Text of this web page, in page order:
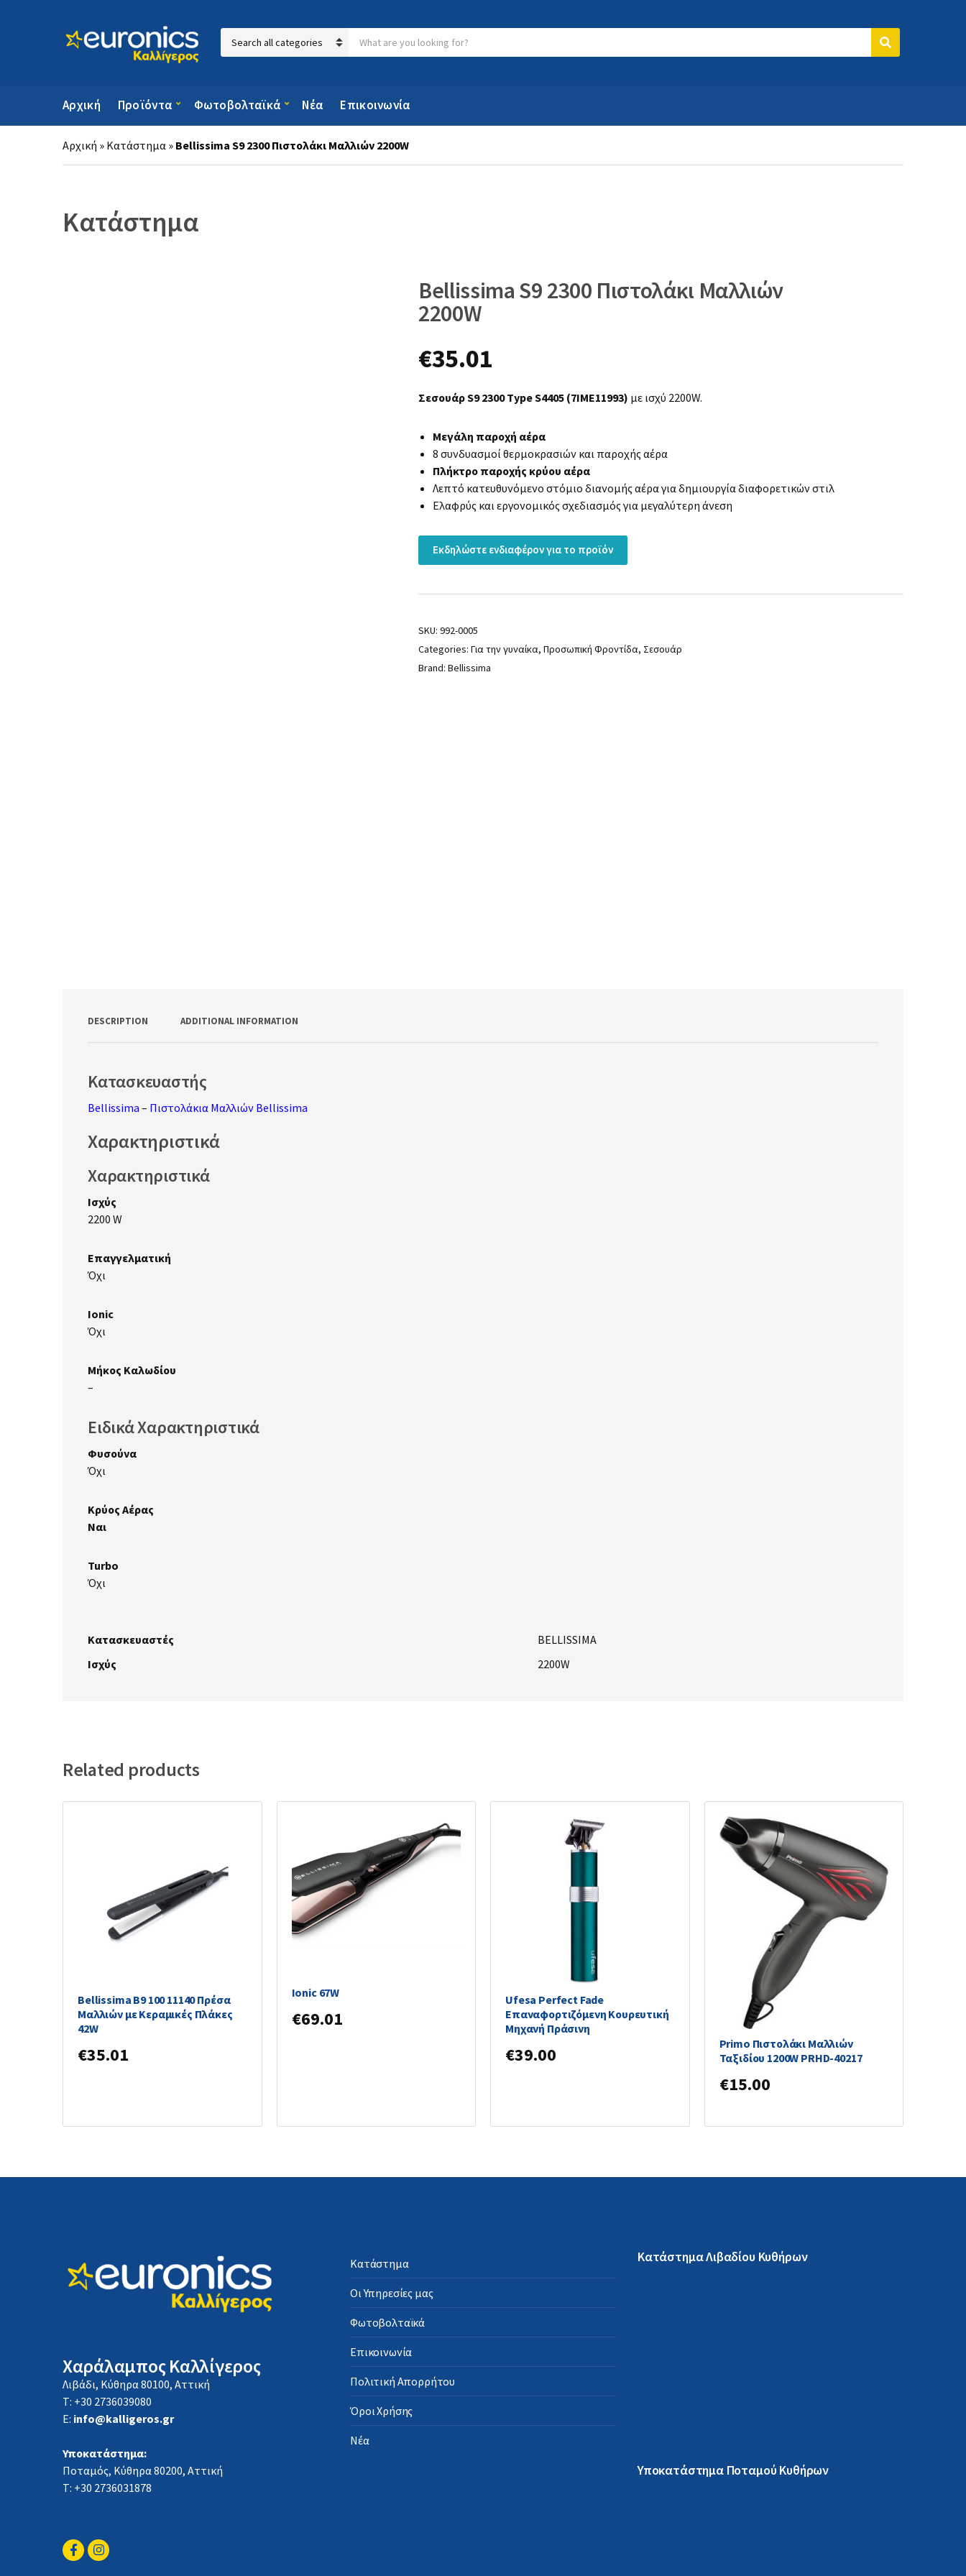
Category name
Search
Αρχική Προϊόντα Φωτοβολταϊκά Νέα Επικοινωνία
Αρχική » Κατάστημα » Bellissima S9 2300 Πιστολάκι Μαλλιών 2200W
Κατάστημα
Bellissima S9 2300 Πιστολάκι Μαλλιών
2200W
€35.01
Σεσουάρ S9 2300 Type S4405 (7ΙΜΕ11993) με ισχύ 2200W.
Μεγάλη παροχή αέρα
8 συνδυασμοί θερμοκρασιών και παροχής αέρα
Πλήκτρο παροχής κρύου αέρα
Λεπτό κατευθυνόμενο στόμιο διανομής αέρα για δημιουργία διαφορετικών στιλ
Ελαφρύς και εργονομικός σχεδιασμός για μεγαλύτερη άνεση
Εκδηλώστε ενδιαφέρον για το προϊόν
SKU: 992-0005
Categories: Για την γυναίκα, Προσωπική Φροντίδα, Σεσουάρ
Brand: Bellissima
DESCRIPTION ADDITIONAL INFORMATION
Κατασκευαστής
Bellissima – Πιστολάκια Μαλλιών Bellissima
Χαρακτηριστικά
Χαρακτηριστικά
Ισχύς
2200 W
Επαγγελματική
Όχι
Ionic
Όχι
Μήκος Καλωδίου
–
Ειδικά Χαρακτηριστικά
Φυσούνα
Όχι
Κρύος Αέρας
Ναι
Turbo
Όχι
Κατασκευαστές
BELLISSIMA
Ισχύς
2200W
Related products
Bellissima Β9 100 11140 Πρέσα
Μαλλιών με Κεραμικές Πλάκες
42W
€35.01
Ionic 67W
€69.01
Ufesa Perfect Fade
Επαναφορτιζόμενη Κουρευτική
Μηχανή Πράσινη
€39.00
Primo Πιστολάκι Μαλλιών
Ταξιδίου 1200W PRHD-40217
€15.00
Χαράλαμπος Καλλίγερος
Λιβάδι, Κύθηρα 80100, Αττική
Τ: +30 2736039080
E: info@kalligeros.gr
Υποκατάστημα:
Ποταμός, Κύθηρα 80200, Αττική
Τ: +30 2736031878
Κατάστημα
Οι Υπηρεσίες μας
Φωτοβολταϊκά
Επικοινωνία
Πολιτική Απορρήτου
Όροι Χρήσης
Νέα
Κατάστημα Λιβαδίου Κυθήρων
Υποκατάστημα Ποταμού Κυθήρων